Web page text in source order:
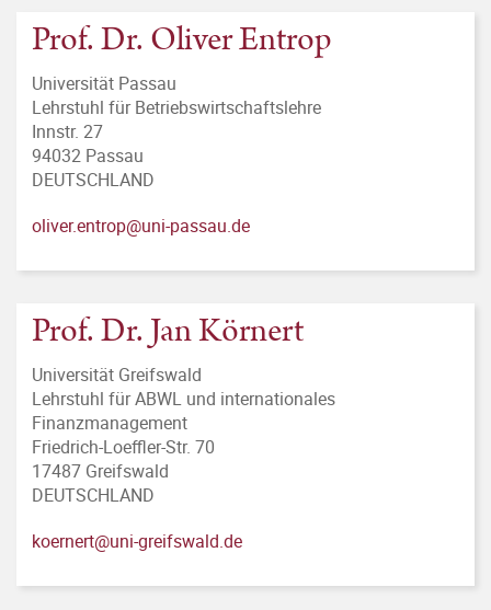
Prof. Dr. Oliver Entrop
Universität Passau
Lehrstuhl für Betriebswirtschaftslehre
Innstr. 27
94032 Passau
DEUTSCHLAND
oliver.entrop@uni-passau.de
Prof. Dr. Jan Körnert
Universität Greifswald
Lehrstuhl für ABWL und internationales
Finanzmanagement
Friedrich-Loeffler-Str. 70
17487 Greifswald
DEUTSCHLAND
koernert@uni-greifswald.de